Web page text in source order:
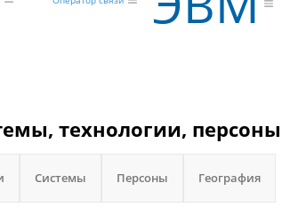
технологии,
Системы Персоны География